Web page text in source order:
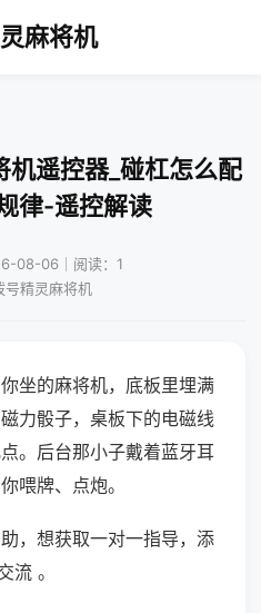
麻将机
遥控器_碰杠怎么配
律-遥控解读
08-06｜阅读：1
号精灵麻将机
坐的麻将机，底板里埋满
力骰子，桌板下的电磁线
。后台那小子戴着蓝牙耳
喂牌、点炮。
，想获取一对一指导，添
流 。